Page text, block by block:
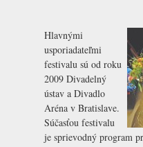
Hlavnými
usporiadateľmi
festivalu sú od roku
2009 Divadelný
ústav a Divadlo
Aréna v Bratislave.
Súčasťou festivalu
je sprievodný program